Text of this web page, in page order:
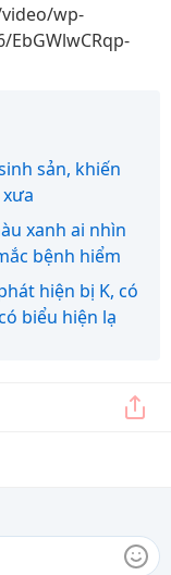
wp-
sản, khiến
xanh ai nhìn
bệnh hiểm
hiện bị K, có
biểu hiện lạ